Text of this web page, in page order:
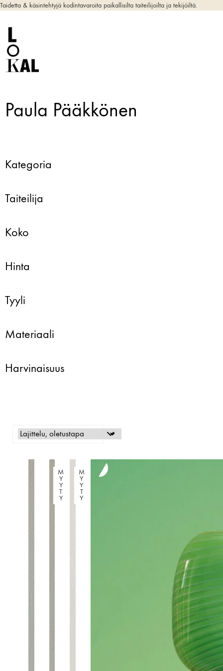
Taidetta & käsintehtyjä kodintavaroita paikallisilta taiteilijoilta ja tekijöiltä.
Paula Pääkkönen
M
Y
Y
T
Y
M
Y
Y
T
Y
Kategoria
Taiteilija
Koko
Hinta
Tyyli
Materiaali
Harvinaisuus